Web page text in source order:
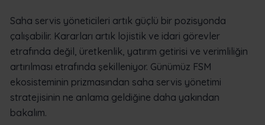
Saha servis yöneticileri artık güçlü bir pozisyonda
çalışabilir. Kararları artık lojistik ve idari görevler
etrafında değil, üretkenlik, yatırım getirisi ve verimliliğin
artırılması etrafında şekilleniyor. Günümüz FSM
ekosisteminin prizmasından saha servis yönetimi
stratejisinin ne anlama geldiğine daha yakından
bakalım.